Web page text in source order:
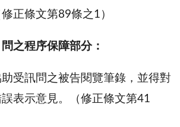
正條文第89條之1）
之程序保障部分：
受訊問之被告閱覽筆錄，並得對
表示意見。（修正條文第41